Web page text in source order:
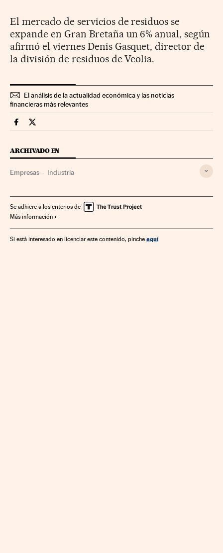
El mercado de servicios de residuos se
expande en Gran Bretaña un 6% anual, según
afirmó el viernes Denis Gasquet, director de
la división de residuos de Veolia.
El análisis de la actualidad económica y las noticias
financieras más relevantes
Companias Cinco Días en Facebook
Companias Cinco Días en Twitter
ARCHIVADO EN
Empresas Industria
Se adhiere a los criterios de
Más información
Si está interesado en licenciar este contenido, pinche aquí